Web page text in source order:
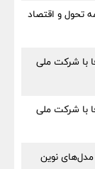
تحول و اقتصاد
با شرکت ملی
با شرکت ملی
نوین